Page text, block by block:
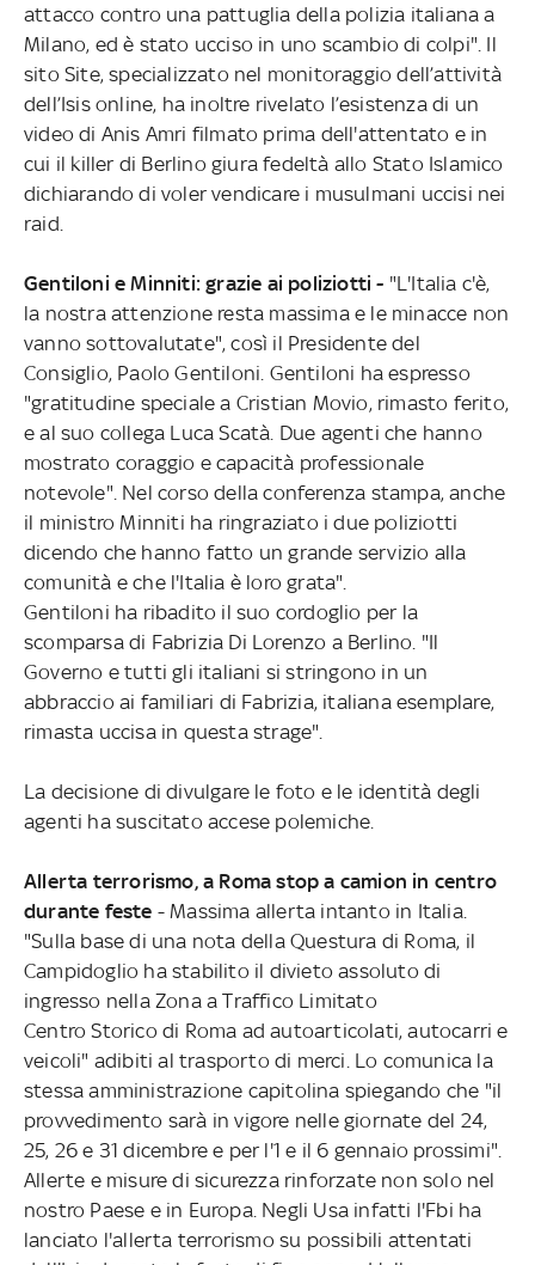
attacco contro una pattuglia della polizia italiana a
Milano, ed è stato ucciso in uno scambio di colpi". Il
sito Site, specializzato nel monitoraggio dell’attività
dell’Isis online, ha inoltre rivelato l’esistenza di un
video di Anis Amri filmato prima dell'attentato e in
cui il killer di Berlino giura fedeltà allo Stato Islamico
dichiarando di voler vendicare i musulmani uccisi nei
raid.
Gentiloni e Minniti: grazie ai poliziotti - "L'Italia c'è,
la nostra attenzione resta massima e le minacce non
vanno sottovalutate", così il Presidente del
Consiglio, Paolo Gentiloni. Gentiloni ha espresso
"gratitudine speciale a Cristian Movio, rimasto ferito,
e al suo collega Luca Scatà. Due agenti che hanno
mostrato coraggio e capacità professionale
notevole". Nel corso della conferenza stampa, anche
il ministro Minniti ha ringraziato i due poliziotti
dicendo che hanno fatto un grande servizio alla
comunità e che l'Italia è loro grata".
Gentiloni ha ribadito il suo cordoglio per la
scomparsa di Fabrizia Di Lorenzo a Berlino. "Il
Governo e tutti gli italiani si stringono in un
abbraccio ai familiari di Fabrizia, italiana esemplare,
rimasta uccisa in questa strage".
La decisione di divulgare le foto e le identità degli
agenti ha suscitato accese polemiche.
Allerta terrorismo, a Roma stop a camion in centro
durante feste - Massima allerta intanto in Italia.
"Sulla base di una nota della Questura di Roma, il
Campidoglio ha stabilito il divieto assoluto di
ingresso nella Zona a Traffico Limitato
Centro Storico di Roma ad autoarticolati, autocarri e
veicoli" adibiti al trasporto di merci. Lo comunica la
stessa amministrazione capitolina spiegando che "il
provvedimento sarà in vigore nelle giornate del 24,
25, 26 e 31 dicembre e per l'1 e il 6 gennaio prossimi".
Allerte e misure di sicurezza rinforzate non solo nel
nostro Paese e in Europa. Negli Usa infatti l'Fbi ha
lanciato l'allerta terrorismo su possibili attentati